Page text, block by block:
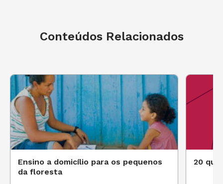
Conteúdos Relacionados
Ensino a domicílio para os pequenos
da floresta
20